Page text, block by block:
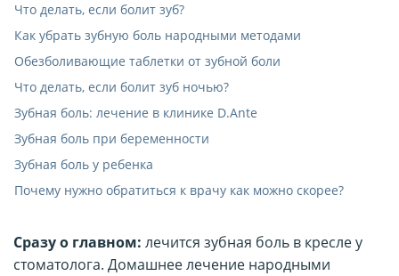
Что делать, если болит зуб?
Как убрать зубную боль народными методами
Обезболивающие таблетки от зубной боли
Что делать, если болит зуб ночью?
Зубная боль: лечение в клинике D.Ante
Зубная боль при беременности
Зубная боль у ребенка
Почему нужно обратиться к врачу как можно скорее?
Сразу о главном: лечится зубная боль в кресле у
стоматолога. Домашнее лечение народными